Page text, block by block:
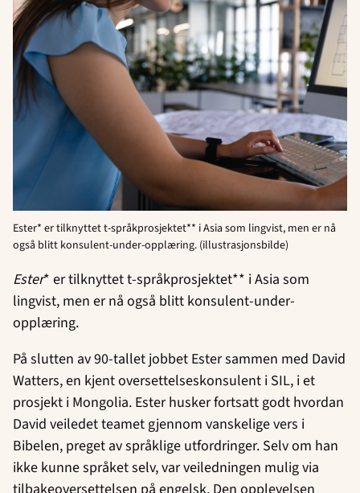
Ester* er tilknyttet t-språkprosjektet** i Asia som lingvist, men er nå
også blitt konsulent-under-opplæring. (illustrasjonsbilde)
Ester* er tilknyttet t-språkprosjektet** i Asia som
lingvist, men er nå også blitt konsulent-under-
opplæring.
På slutten av 90-tallet jobbet Ester sammen med David
Watters, en kjent oversettelseskonsulent i SIL, i et
prosjekt i Mongolia. Ester husker fortsatt godt hvordan
David veiledet teamet gjennom vanskelige vers i
Bibelen, preget av språklige utfordringer. Selv om han
ikke kunne språket selv, var veiledningen mulig via